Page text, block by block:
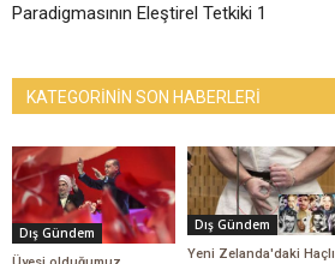
Paradigmasının Eleştirel Tetkiki 1
KATEGORİNİN SON HABERLERİ
Dış Gündem Dış Gündem
Yeni Zelanda'daki Haçlı